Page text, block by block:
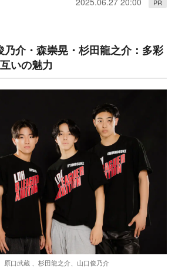
PR
乃介・森崇晃・杉田龍之介：多彩
いの魅力
原口武蔵 、杉田龍之介、山口俊乃介